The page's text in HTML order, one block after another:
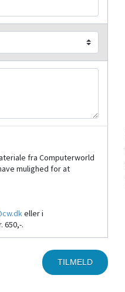
fra Computerworld
mulighed for at
eller i
650,-.